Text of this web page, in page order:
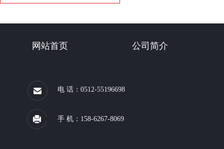
网站首页 公司简介
电 话：0512-55196698
手 机：158-6267-8069